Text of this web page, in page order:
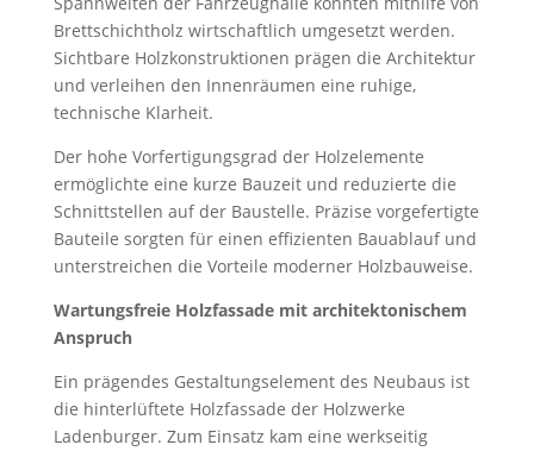
Brettschichtholz wirtschaftlich umgesetzt werden.
Sichtbare Holzkonstruktionen prägen die Architektur
und verleihen den Innenräumen eine ruhige,
technische Klarheit.
Der hohe Vorfertigungsgrad der Holzelemente
ermöglichte eine kurze Bauzeit und reduzierte die
Schnittstellen auf der Baustelle. Präzise vorgefertigte
Bauteile sorgten für einen effizienten Bauablauf und
unterstreichen die Vorteile moderner Holzbauweise.
Wartungsfreie Holzfassade mit architektonischem
Anspruch
Ein prägendes Gestaltungselement des Neubaus ist
die hinterlüftete Holzfassade der Holzwerke
Ladenburger. Zum Einsatz kam eine werkseitig